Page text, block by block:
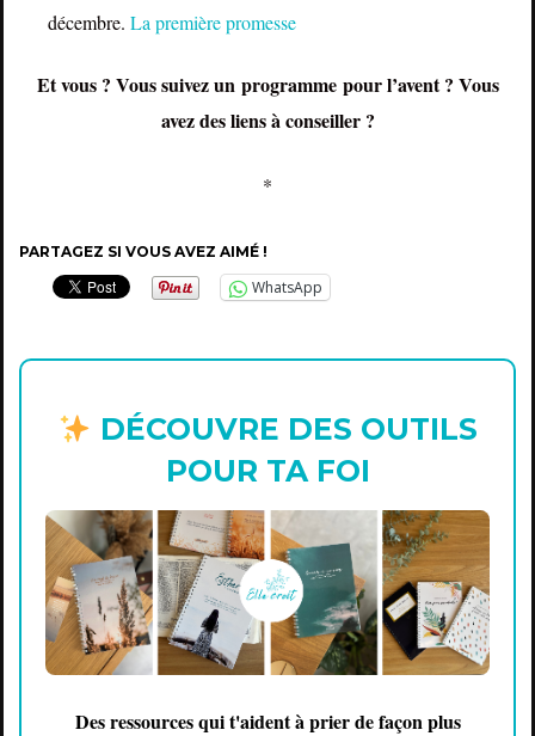
décembre.La première promesse
Et vous ? Vous suivez un programme pour l’avent ? Vous
avez des liens à conseiller ?
*
PARTAGEZ SI VOUS AVEZ AIMÉ !
WhatsApp
DÉCOUVRE DES OUTILS
POUR TA FOI
Des ressources qui t'aident à prier de façon plus